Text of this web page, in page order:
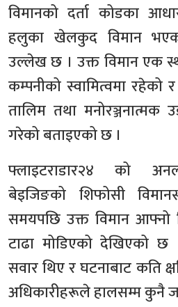
विमानको दर्ता कोडका
हलुका खेलकुद विमान
उल्लेख छ । उक्त विमान एक
कम्पनीको स्वामित्वमा
तालिम तथा मनोरञ्जनात्मक
गरेको बताइएको छ ।
फ्लाइटराडार२४ को
बेइजिङको शिफोसी
समयपछि उक्त विमान आफ्नो
टाढा मोडिएको देखिएको
सवार थिए र घटनाबाट कति
अधिकारीहरूले हालसम्म कुनै